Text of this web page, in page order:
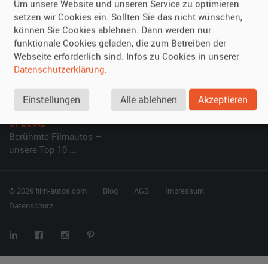
Vermieten
Oldtimer anmelden
Fotos senden
Fragen für Vermieter
Inserat verwalten
Hilfe
Häufige Fragen (FAQ)
So funktioniert's
SPECIAL
Berühmte Filmautos –
unsere Top 10 ...
© 2026 film-autos.com Blog AGB
Impressum
Datenschutz
Um unsere Website und unseren Service zu optimieren
setzen wir Cookies ein. Sollten Sie das nicht wünschen,
können Sie Cookies ablehnen. Dann werden nur
funktionale Cookies geladen, die zum Betreiben der
Webseite erforderlich sind. Infos zu Cookies in unserer
Datenschutzerklärung.
Einstellungen Alle ablehnen Akzeptieren